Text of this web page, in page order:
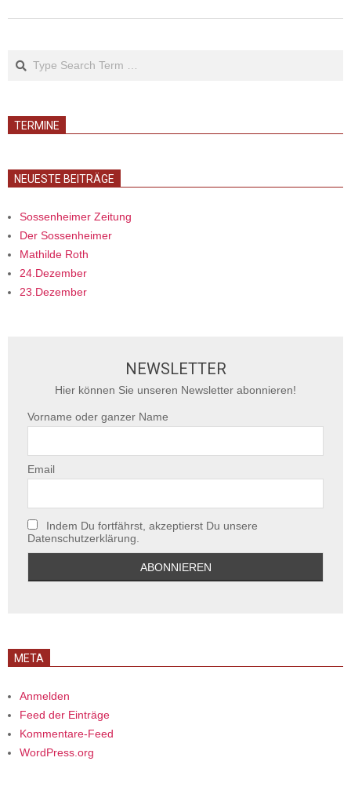
TERMINE
NEUESTE BEITRÄGE
Sossenheimer Zeitung
Der Sossenheimer
Mathilde Roth
24.Dezember
23.Dezember
NEWSLETTER
Hier können Sie unseren Newsletter abonnieren!
Vorname oder ganzer Name
Email
Indem Du fortfährst, akzeptierst Du unsere
Datenschutzerklärung.
META
Anmelden
Feed der Einträge
Kommentare-Feed
WordPress.org